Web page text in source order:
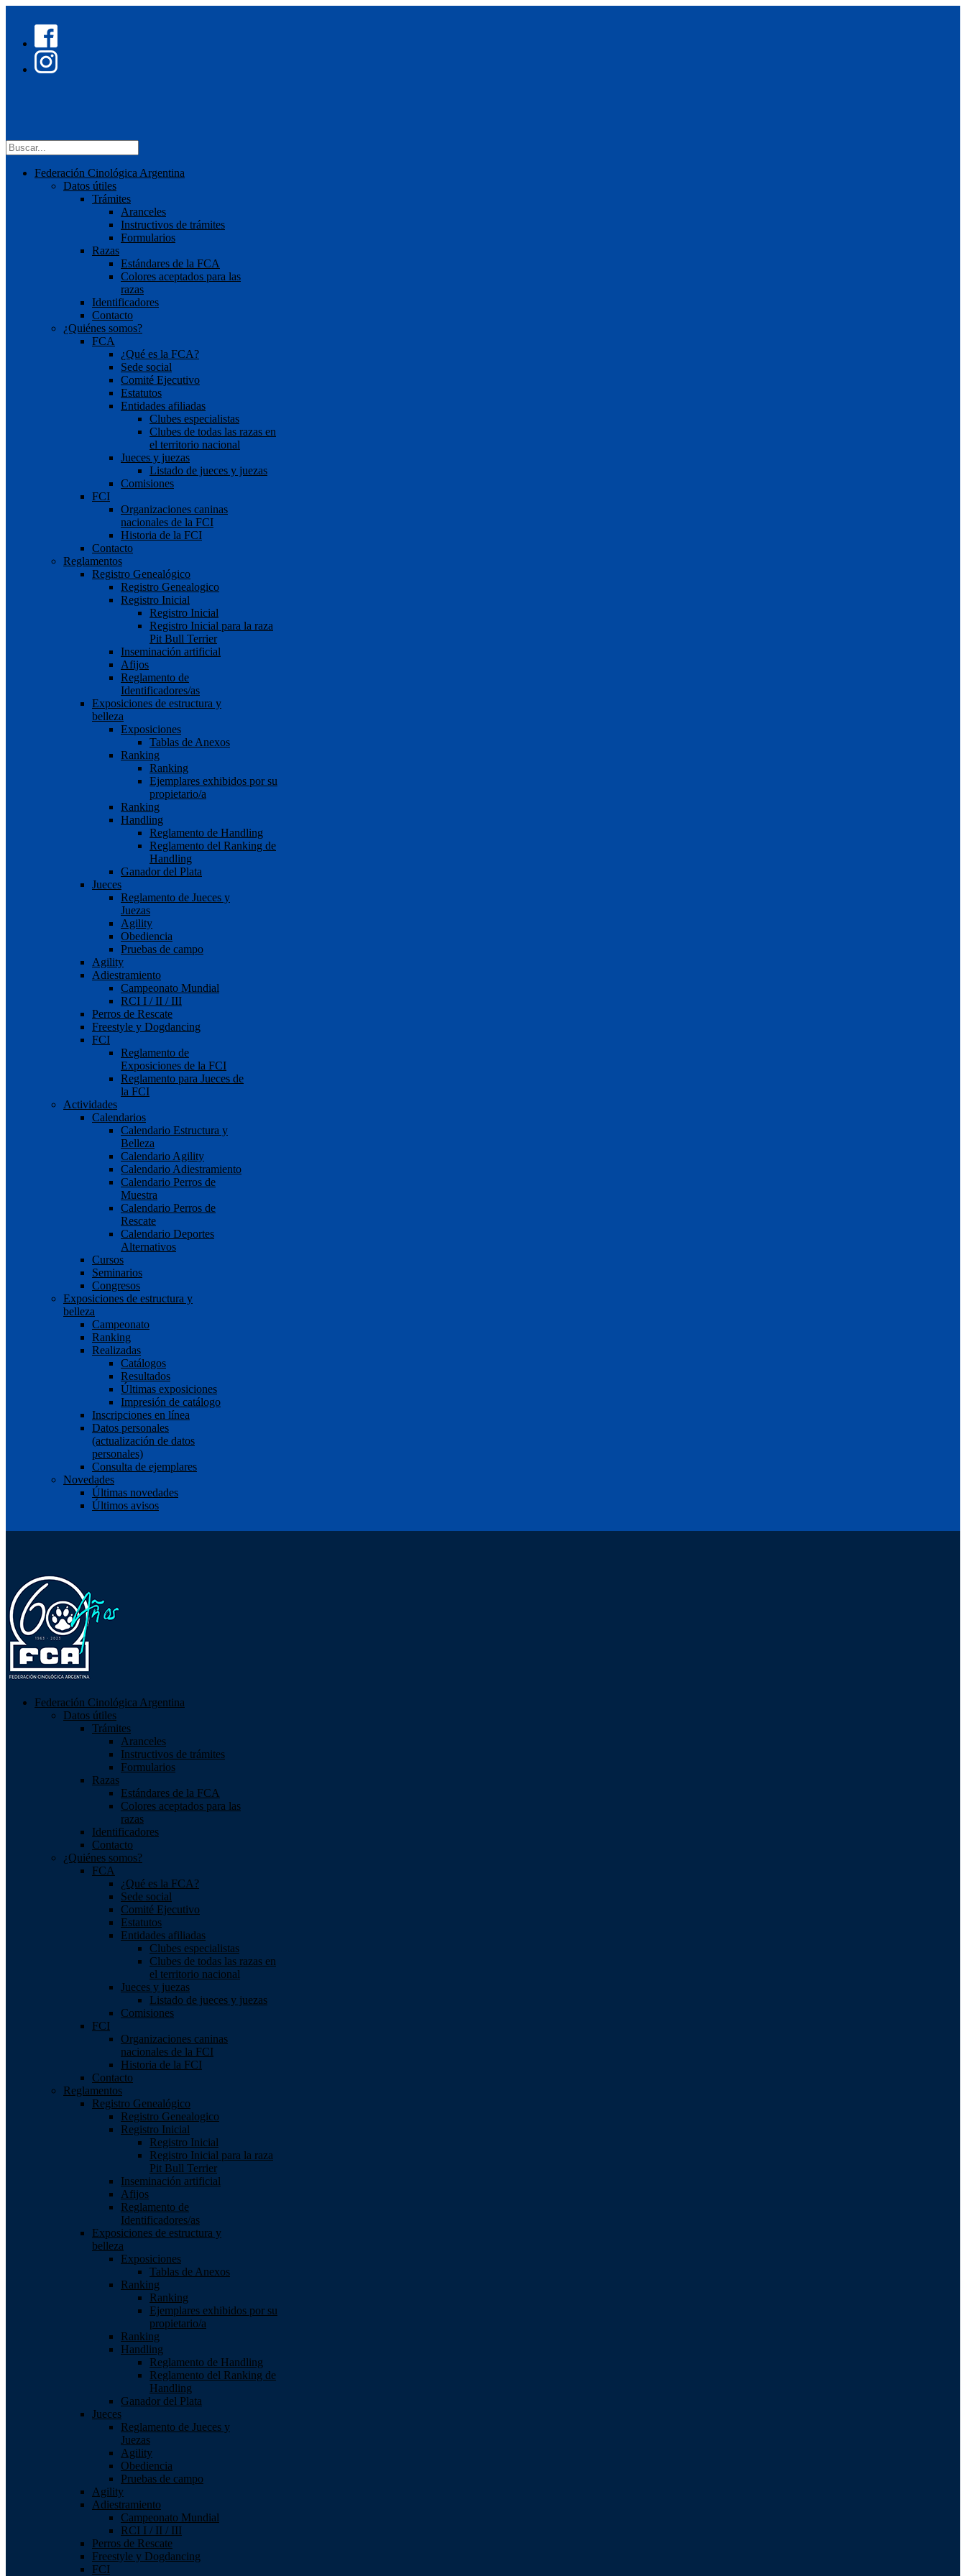
Federación Cinológica Argentina
Datos útiles
Trámites
Aranceles
Instructivos de trámites
Formularios
Razas
Estándares de la FCA
Colores aceptados para las
razas
Identificadores
Contacto
¿Quiénes somos?
FCA
¿Qué es la FCA?
Sede social
Comité Ejecutivo
Estatutos
Entidades afiliadas
Clubes especialistas
Clubes de todas las razas en
el territorio nacional
Jueces y juezas
Listado de jueces y juezas
Comisiones
FCI
Organizaciones caninas
nacionales de la FCI
Historia de la FCI
Contacto
Reglamentos
Registro Genealógico
Registro Genealogico
Registro Inicial
Registro Inicial
Registro Inicial para la raza
Pit Bull Terrier
Inseminación artificial
Afijos
Reglamento de
Identificadores/as
Exposiciones de estructura y
belleza
Exposiciones
Tablas de Anexos
Ranking
Ranking
Ejemplares exhibidos por su
propietario/a
Ranking
Handling
Reglamento de Handling
Reglamento del Ranking de
Handling
Ganador del Plata
Jueces
Reglamento de Jueces y
Juezas
Agility
Obediencia
Pruebas de campo
Agility
Adiestramiento
Campeonato Mundial
RCI I / II / III
Perros de Rescate
Freestyle y Dogdancing
FCI
Reglamento de
Exposiciones de la FCI
Reglamento para Jueces de
la FCI
Actividades
Calendarios
Calendario Estructura y
Belleza
Calendario Agility
Calendario Adiestramiento
Calendario Perros de
Muestra
Calendario Perros de
Rescate
Calendario Deportes
Alternativos
Cursos
Seminarios
Congresos
Exposiciones de estructura y
belleza
Campeonato
Ranking
Realizadas
Catálogos
Resultados
Últimas exposiciones
Impresión de catálogo
Inscripciones en línea
Datos personales
(actualización de datos
personales)
Consulta de ejemplares
Novedades
Últimas novedades
Últimos avisos
Federación Cinológica Argentina
Datos útiles
Trámites
Aranceles
Instructivos de trámites
Formularios
Razas
Estándares de la FCA
Colores aceptados para las
razas
Identificadores
Contacto
¿Quiénes somos?
FCA
¿Qué es la FCA?
Sede social
Comité Ejecutivo
Estatutos
Entidades afiliadas
Clubes especialistas
Clubes de todas las razas en
el territorio nacional
Jueces y juezas
Listado de jueces y juezas
Comisiones
FCI
Organizaciones caninas
nacionales de la FCI
Historia de la FCI
Contacto
Reglamentos
Registro Genealógico
Registro Genealogico
Registro Inicial
Registro Inicial
Registro Inicial para la raza
Pit Bull Terrier
Inseminación artificial
Afijos
Reglamento de
Identificadores/as
Exposiciones de estructura y
belleza
Exposiciones
Tablas de Anexos
Ranking
Ranking
Ejemplares exhibidos por su
propietario/a
Ranking
Handling
Reglamento de Handling
Reglamento del Ranking de
Handling
Ganador del Plata
Jueces
Reglamento de Jueces y
Juezas
Agility
Obediencia
Pruebas de campo
Agility
Adiestramiento
Campeonato Mundial
RCI I / II / III
Perros de Rescate
Freestyle y Dogdancing
FCI